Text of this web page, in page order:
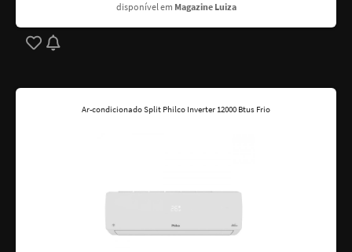
disponível em Magazine Luiza
Ar-condicionado Split Philco Inverter 12000 Btus Frio